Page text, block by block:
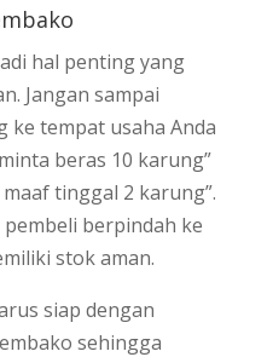
hal penting yang
Jangan sampai
ke tempat usaha Anda
beras 10 karung”
tinggal 2 karung”.
berpindah ke
stok aman.
siap dengan
sehingga